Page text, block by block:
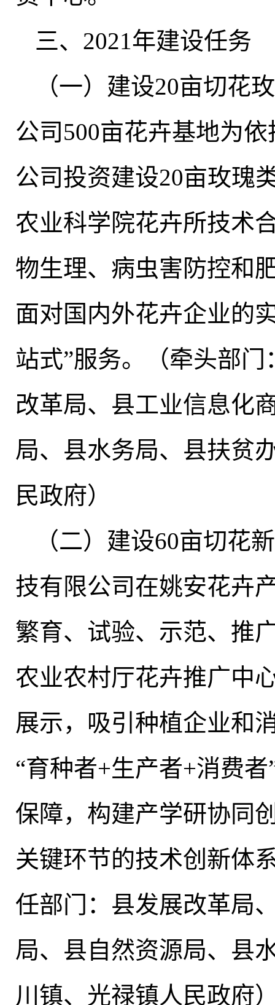
三、2021年建设任务
（一）建设20亩切花
公司500亩花卉基地为
公司投资建设20亩玫瑰
农业科学院花卉所技术
物生理、病虫害防控和
面对国内外花卉企业的
站式”服务。（牵头部
改革局、县工业信息化
局、县水务局、县扶贫
民政府）
（二）建设60亩切花
技有限公司在姚安花卉
繁育、试验、示范、推
农业农村厅花卉推广中
展示，吸引种植企业和
“育种者+生产者+消费
保障， 构建产学研协同
关键环节的技术创新体
任部门：县发展改革局
局、县自然资源局、县
川镇、光禄镇人民政府